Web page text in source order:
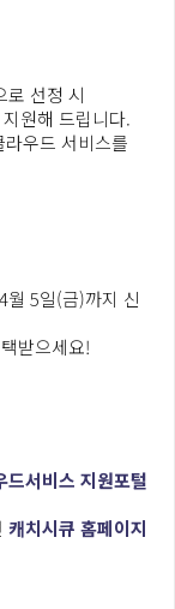
로 선정 시
원해 드립니다.
우드 서비스를
월 5일(금)까지 신
받으세요!
드서비스 지원포털
캐치시큐 홈페이지